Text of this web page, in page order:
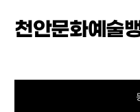
천안문화예술